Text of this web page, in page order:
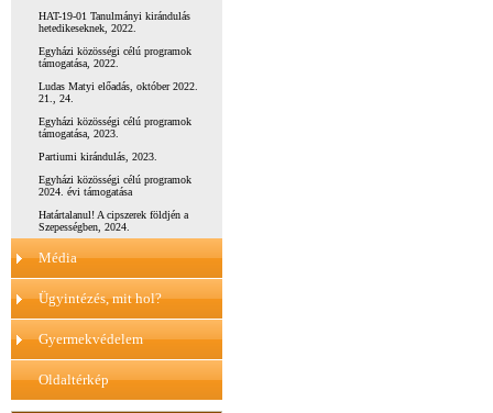
HAT-19-01 Tanulmányi kirándulás
hetedikeseknek, 2022.
Egyházi közösségi célú programok
támogatása, 2022.
Ludas Matyi előadás, október 2022.
21., 24.
Egyházi közösségi célú programok
támogatása, 2023.
Partiumi kirándulás, 2023.
Egyházi közösségi célú programok
2024. évi támogatása
Határtalanul! A cipszerek földjén a
Szepességben, 2024.
Média
Ügyintézés, mit hol?
Gyermekvédelem
Oldaltérkép